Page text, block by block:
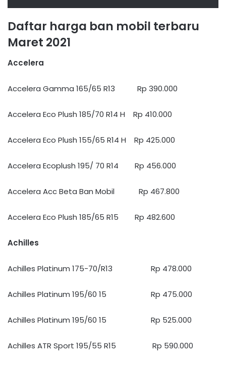
Daftar harga ban mobil terbaru
Maret 2021
Accelera
Accelera Gamma 165/65 R13 Rp 390.000
Accelera Eco Plush 185/70 R14 H Rp 410.000
Accelera Eco Plush 155/65 R14 H Rp 425.000
Accelera Ecoplush 195/ 70 R14 Rp 456.000
Accelera Acc Beta Ban Mobil Rp 467.800
Accelera Eco Plush 185/65 R15 Rp 482.600
Achilles
Achilles Platinum 175-70/R13 Rp 478.000
Achilles Platinum 195/60 15 Rp 475.000
Achilles Platinum 195/60 15 Rp 525.000
Achilles ATR Sport 195/55 R15 Rp 590.000